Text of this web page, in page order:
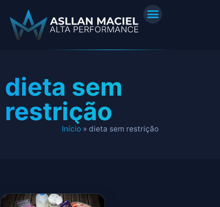
dieta sem
restrição
Início» dieta sem restrição